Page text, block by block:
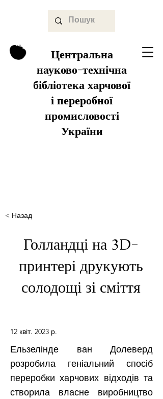
Центральна
науково-технічна
бібліотека харчової
і переробної
промисловості
України
< Назад
Голландці на 3D-
принтері друкують
солодощі зі сміття
12 квіт. 2023 р.
Ельзелінде ван Долеверд
розробила геніальний спосіб
переробки харчових відходів та
створила власне виробництво